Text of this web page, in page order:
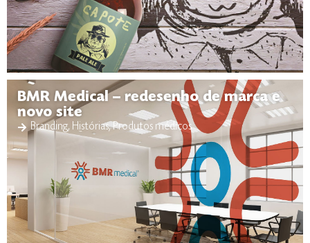
BMR Medical – redesenho de marca e
novo site
Branding, Histórias,Produtos médicos